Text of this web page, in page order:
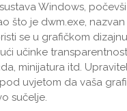
Windows,
što je dwm.exe,
se u grafičkom
učinke
minijatura itd.
uvjetom da vaša
sučelje.